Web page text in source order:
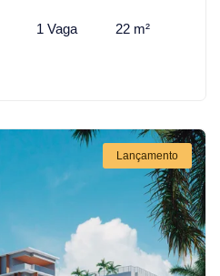
1 Vaga 22 m²
Lançamento